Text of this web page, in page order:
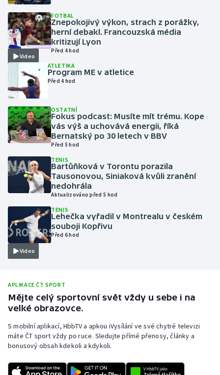
Házená
Jezdectví
Judo
Krasobruslení
Lezení
Lyže a snowboard
Moderní pětiboj
Motorsport
Parasport
Plavání
Ragby
Rychlostní kanoistika
Short track
Video
FOTBAL
Znepokojivý výkon, strach z porážky,
herní debakl. Francouzská média
kritizují Lyon
Před 4 hod
ATLETIKA
Program ME v atletice
Před 4 hod
OSTATNÍ
Fokus podcast: Musíte mít trému. Kope
vás výš a uchovává energii, říká
Bernatský po 30 letech v BBV
Před 5 hod
TENIS
Bartůňková v Torontu porazila
Tausonovou, Siniaková kvůli zranění
nedohrála
Aktualizováno před 5 hod
Video
TENIS
Lehečka vyřadil v Montrealu v českém
souboji Kopřivu
Před 6 hod
APLIKACE ČT SPORT
Mějte celý sportovní svět vždy u sebe i na
velké obrazovce.
S mobilní aplikací, HbbTV a apkou iVysílání ve své chytré televizi
máte ČT sport vždy po ruce. Sledujte přímé přenosy, články a
bonusový obsah kdekoli a kdykoli.